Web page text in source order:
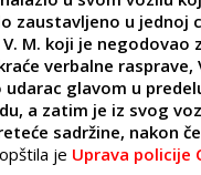
zaustavljeno u jednoj
M. koji je negodovao
verbalne rasprave,
glavom u
a zatim je iz svog
sadržine, nakon
je Uprava policije